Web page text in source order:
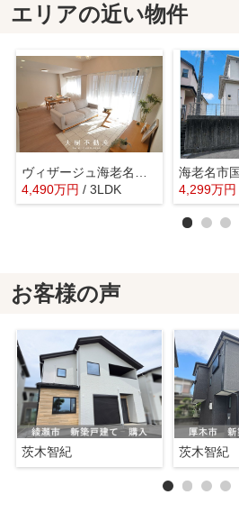
エリアの近い物件
4,490万円 / 3LDK
4,299万円
お客様の声
茨木智紀 茨木智紀